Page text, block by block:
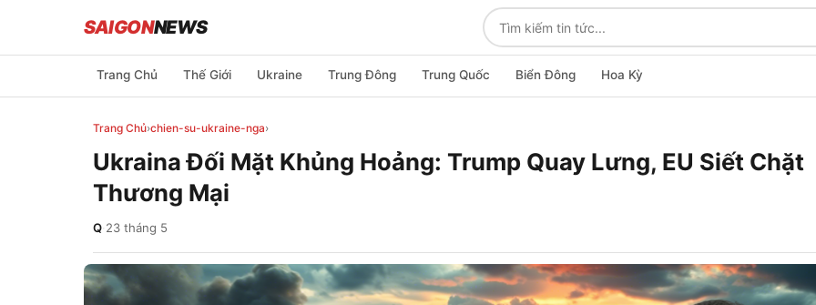
SAIGONNEWS
Trang Chủ Thế Giới Ukraine Trung Đông Trung Quốc Biển Đông Hoa Kỳ
Trang Chủ›chien-su-ukraine-nga›
Ukraina Đối Mặt Khủng Hoảng: Trump Quay Lưng, EU Siết Chặt
Thương Mại
Q·23 tháng 5